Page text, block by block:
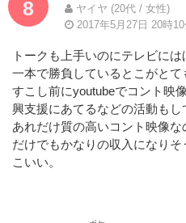
8
ヤイヤ (20代 / 女性)
2017年5月27日 20時10
トークも上手いのにテレビに
一本で勝負しているとこがとて
すこし前にyoutubeでコント映
興支援にあてるなどの活動もし
あれだけ質の高いコント映像
だけでもかなりの収入になり
こいい。